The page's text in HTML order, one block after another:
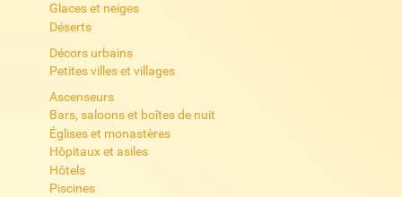
Glaces et neiges
Déserts
Décors urbains
Petites villes et villages
Ascenseurs
Bars, saloons et boîtes de nuit
Églises et monastères
Hôpitaux et asiles
Hôtels
Piscines